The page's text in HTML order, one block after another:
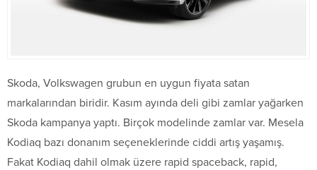
Skoda, Volkswagen grubun en uygun fiyata satan
markalarından biridir. Kasım ayında deli gibi zamlar yağarken
Skoda kampanya yaptı. Birçok modelinde zamlar var. Mesela
Kodiaq bazı donanım seçeneklerinde ciddi artış yaşamış.
Fakat Kodiaq dahil olmak üzere rapid spaceback, rapid,